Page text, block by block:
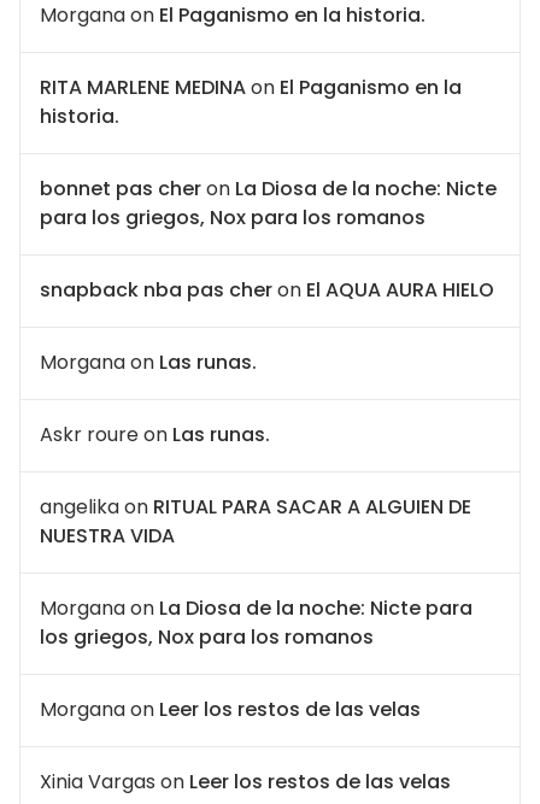
Morganaon El Paganismo en la historia.
RITA MARLENE MEDINAon El Paganismo en la
historia.
bonnet pas cheron La Diosa de la noche: Nicte
para los griegos, Nox para los romanos
snapback nba pas cheron El AQUA AURA HIELO
Morganaon Las runas.
Askr roureon Las runas.
angelikaon RITUAL PARA SACAR A ALGUIEN DE
NUESTRA VIDA
Morganaon La Diosa de la noche: Nicte para
los griegos, Nox para los romanos
Morganaon Leer los restos de las velas
Xinia Vargas on Leer los restos de las velas